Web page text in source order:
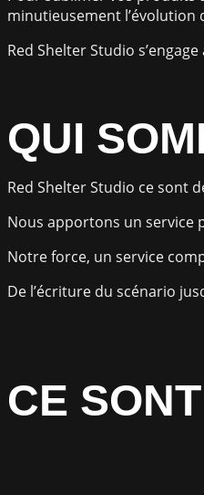
minutieusement l’évolution
Red Shelter Studio
QUI
Red Shelter Studio ce sont
Nous apportons un service
Notre force, un service
De l’écriture du scénario
CE